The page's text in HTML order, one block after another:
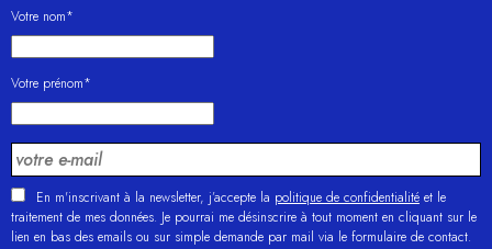
Votre nom*
Votre prénom*
En m'inscrivant à la newsletter, j’accepte la politique de confidentialité et le
traitement de mes données. Je pourrai me désinscrire à tout moment en cliquant sur le
lien en bas des emails ou sur simple demande par mail via le formulaire de contact.